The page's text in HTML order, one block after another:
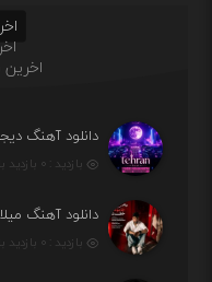
دانلود آهنگ دیجی
بازدید : ۰ بازدید بار /
دانلود آهنگ
بازدید : ۰ بازدید بار /